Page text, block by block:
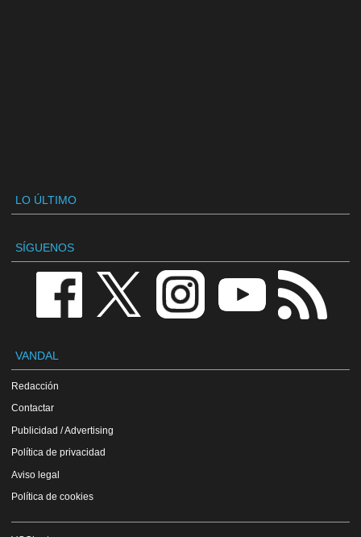
LO ÚLTIMO
SÍGUENOS
VANDAL
Redacción
Contactar
Publicidad / Advertising
Política de privacidad
Aviso legal
Política de cookies